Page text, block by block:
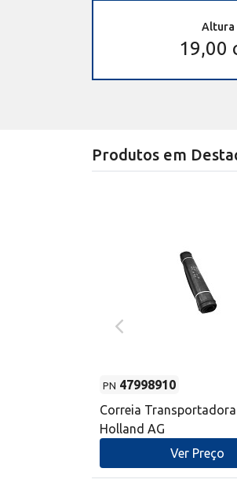
Altura
19,00
Produtos em
PN 47998910
Correia
Holland AG
Ver Preço